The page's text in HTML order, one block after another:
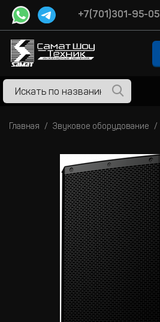
+7(701)301-95-05
Главная Звуковое оборудование